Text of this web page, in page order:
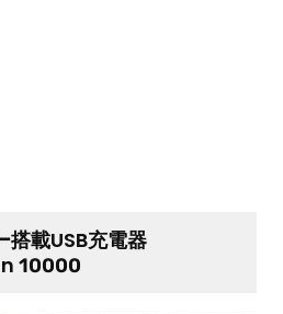
搭載USB充電器
10000